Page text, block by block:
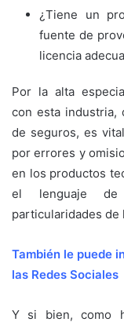
¿Tiene un
fuente de
licencia
Por la alta
con esta industria,
de seguros, es
por errores y
en los productos
el lenguaje de
particularidades de
También le puede
las Redes Sociales
Y si bien, como